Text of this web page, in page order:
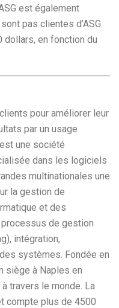
est également
pas clientes d’ASG.
dollars, en fonction du
pour améliorer leur
par un usage
une société
dans les logiciels
multinationales une
la gestion de
et des
de gestion
intégration,
systèmes. Fondée en
siège à Naples en
travers le monde. La
compte plus de 4500